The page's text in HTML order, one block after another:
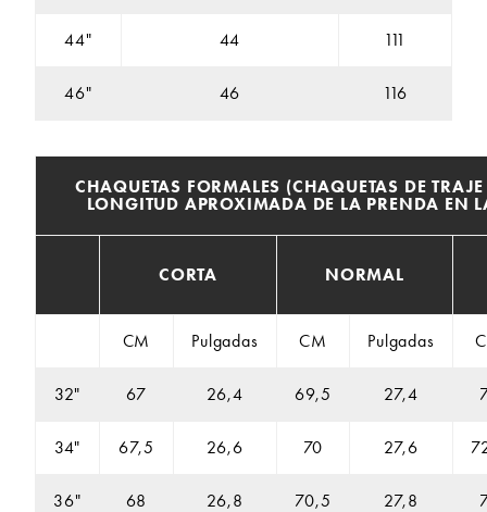
44" 44 111
46" 46 116
CHAQUETAS FORMALES (CHAQUETAS DE
LONGITUD APROXIMADA DE LA PRENDA EN
CORTA NORMAL
CM Pulgadas CM Pulgadas
32" 67 26,4 69,5 27,4
34" 67,5 26,6 70 27,6
36" 68 26,8 70,5 27,8